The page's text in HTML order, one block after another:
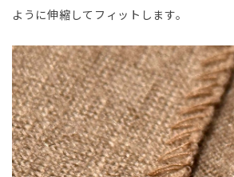
ように伸縮してフィットします。